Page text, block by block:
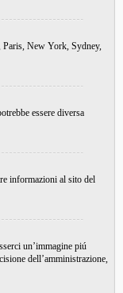
Paris, New York, Sydney,
essere diversa
informazioni al sito del
un’immagine piú
dell’amministrazione,